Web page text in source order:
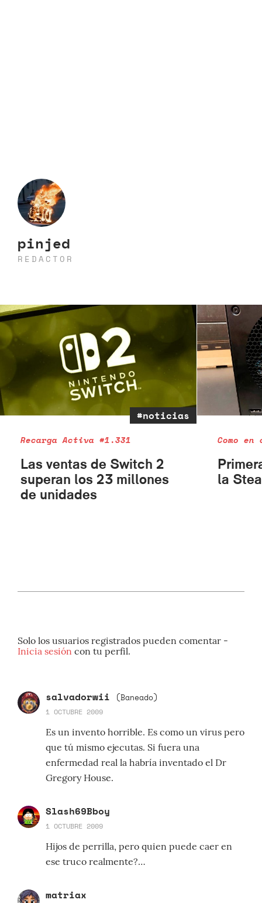
pinjed
REDACTOR
#noticias
Recarga Activa #1.331
Las ventas de Switch 2
superan los 23 millones
de unidades
Como en
la
Solo los usuarios registrados pueden comentar -
Inicia sesión con tu perfil.
salvadorwii (Baneado)
1 OCTUBRE 2009
Es un invento horrible. Es como un virus pero
que tú mismo ejecutas. Si fuera una
enfermedad real la habría inventado el Dr
Gregory House.
Slash69Bboy
1 OCTUBRE 2009
Hijos de perrilla, pero quien puede caer en
ese truco realmente?…
matriax